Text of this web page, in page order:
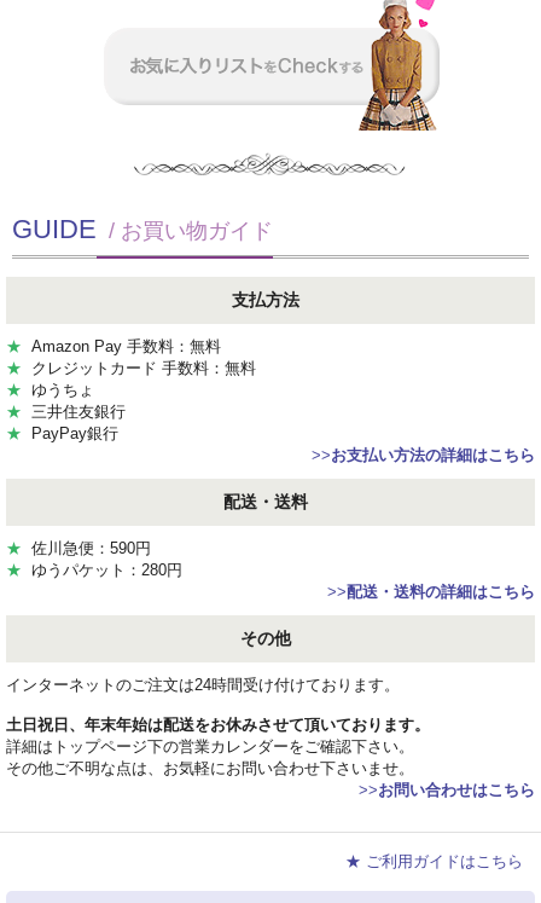
GUIDE / お買い物ガイド
支払方法
★ Amazon Pay 手数料：無料
★ クレジットカード 手数料：無料
★ ゆうちょ
★ 三井住友銀行
★ PayPay銀行
>>お支払い方法の詳細はこちら
配送・送料
★ 佐川急便：590円
★ ゆうパケット：280円
>>配送・送料の詳細はこちら
その他
インターネットのご注文は24時間受け付けております。
土日祝日、年末年始は配送をお休みさせて頂いております。
詳細はトップページ下の営業カレンダーをご確認下さい。
その他ご不明な点は、お気軽にお問い合わせ下さいませ。
>>お問い合わせはこちら
★ ご利用ガイドはこちら